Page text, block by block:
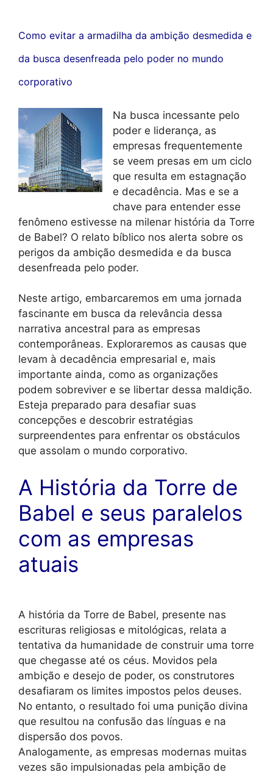
Como evitar a armadilha da ambição desmedida e
da busca desenfreada pelo poder no mundo
corporativo
Na busca incessante pelo
poder e liderança, as
empresas frequentemente
se veem presas em um ciclo
que resulta em estagnação
e decadência. Mas e se a
chave para entender esse
fenômeno estivesse na milenar história da Torre
de Babel? O relato bíblico nos alerta sobre os
perigos da ambição desmedida e da busca
desenfreada pelo poder.
Neste artigo, embarcaremos em uma jornada
fascinante em busca da relevância dessa
narrativa ancestral para as empresas
contemporâneas. Exploraremos as causas que
levam à decadência empresarial e, mais
importante ainda, como as organizações
podem sobreviver e se libertar dessa maldição.
Esteja preparado para desafiar suas
concepções e descobrir estratégias
surpreendentes para enfrentar os obstáculos
que assolam o mundo corporativo.
A História da Torre de
Babel e seus paralelos
com as empresas
atuais
A história da Torre de Babel, presente nas
escrituras religiosas e mitológicas, relata a
tentativa da humanidade de construir uma torre
que chegasse até os céus. Movidos pela
ambição e desejo de poder, os construtores
desafiaram os limites impostos pelos deuses.
No entanto, o resultado foi uma punição divina
que resultou na confusão das línguas e na
dispersão dos povos.
Analogamente, as empresas modernas muitas
vezes são impulsionadas pela ambição de